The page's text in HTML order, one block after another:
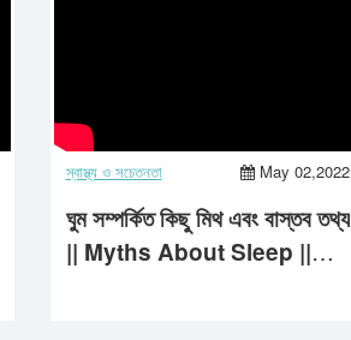
স্বাস্থ্য ও সচেতনতা May 02,2022
ঘুম সম্পর্কিত কিছু মিথ এবং বাস্তব তথ্য
|| Myths About Sleep ||